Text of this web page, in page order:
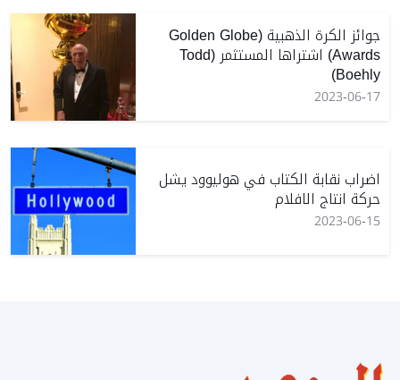
جوائز الكرة الذهبية (Golden Globe
Awards) اشتراها المستثمر (Todd
Boehly)
2023-06-17
اضراب نقابة الكتاب في هوليوود يشل
حركة انتاج الافلام
2023-06-15